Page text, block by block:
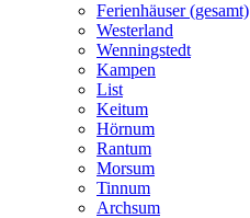
Ferienhäuser (gesamt)
Westerland
Wenningstedt
Kampen
List
Keitum
Hörnum
Rantum
Morsum
Tinnum
Archsum